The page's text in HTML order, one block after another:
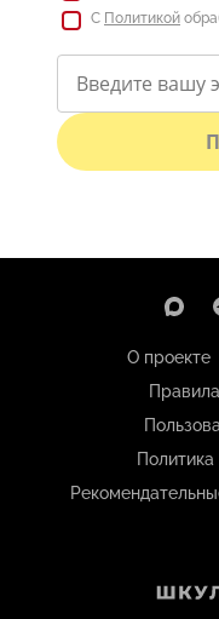
С Политикой
О проекте